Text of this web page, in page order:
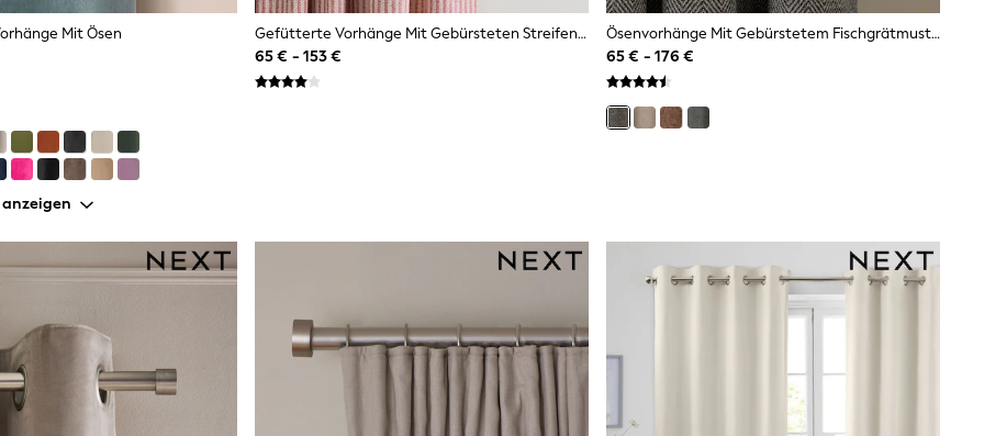
Mit Ösen
Gefütterte Vorhänge Mit Gebürsteten Streifen, Rüschenoberseite Und Umschlag
65 € - 153 €
Ösenvorhänge Mit Gebürstetem Fischgrätmuster
65 € - 176 €